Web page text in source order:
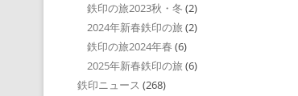
鉄印の旅2023秋・冬 (2)
2024年新春鉄印の旅 (2)
鉄印の旅2024年春 (6)
2025年新春鉄印の旅 (6)
鉄印ニュース (268)